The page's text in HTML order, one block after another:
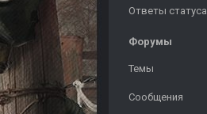
Ответы статуса
Форумы
Темы
Сообщения